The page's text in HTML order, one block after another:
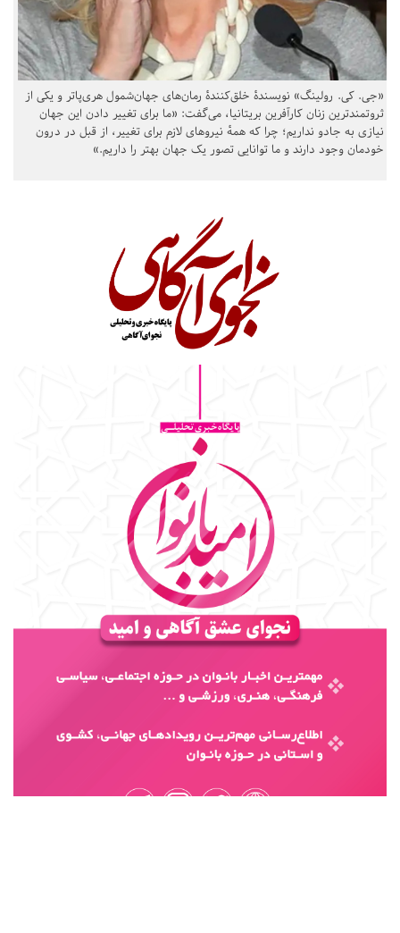
«جی. کی. رولینگ» نویسندهٔ خلق‌کنندهٔ رمان‌های جهان‌شمول هری‌پاتر و یکی از
ثروتمندترین زنان کارآفرین بریتانیا، می‌گفت: «ما برای تغییر دادن این جهان
نیازی به جادو نداریم؛ چرا که همهٔ نیروهای لازم برای تغییر، از قبل در درون
خودمان وجود دارند و ما توانایی تصور یک جهان بهتر را داریم.»